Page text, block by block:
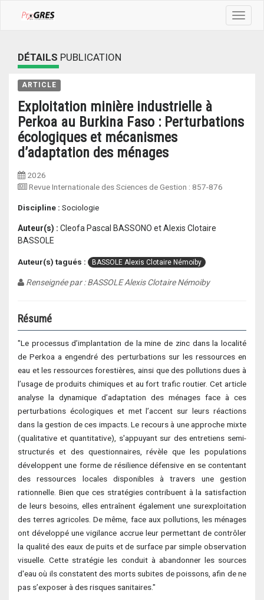
Toggle
DÉTAILS PUBLICATION
ARTICLE
Exploitation minière industrielle à
Perkoa au Burkina Faso : Perturbations
écologiques et mécanismes
d’adaptation des ménages
2026
Revue Internationale des Sciences de Gestion : 857-876
Discipline : Sociologie
Auteur(s) : Cleofa Pascal BASSONO et Alexis Clotaire
BASSOLE
Auteur(s) tagués : BASSOLE Alexis Clotaire Némoiby
Renseignée par : BASSOLE Alexis Clotaire Némoiby
Résumé
"Le processus d’implantation de la mine de zinc dans la localité
de Perkoa a engendré des perturbations sur les ressources en
eau et les ressources forestières, ainsi que des pollutions dues à
l’usage de produits chimiques et au fort trafic routier. Cet article
analyse la dynamique d’adaptation des ménages face à ces
perturbations écologiques et met l’accent sur leurs réactions
dans la gestion de ces impacts. Le recours à une approche mixte
(qualitative et quantitative), s'appuyant sur des entretiens semi-
structurés et des questionnaires, révèle que les populations
développent une forme de résilience défensive en se contentant
des ressources locales disponibles à travers une gestion
rationnelle. Bien que ces stratégies contribuent à la satisfaction
de leurs besoins, elles entraînent également une surexploitation
des terres agricoles. De même, face aux pollutions, les ménages
ont développé une vigilance accrue leur permettant de contrôler
la qualité des eaux de puits et de surface par simple observation
visuelle. Cette stratégie les conduit à abandonner les sources
d'eau où ils constatent des morts subites de poissons, afin de ne
pas s’exposer à des risques sanitaires."